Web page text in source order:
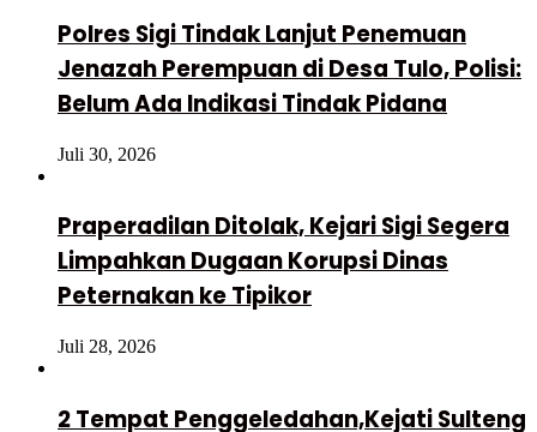
Polres Sigi Tindak Lanjut Penemuan
Jenazah Perempuan di Desa Tulo, Polisi:
Belum Ada Indikasi Tindak Pidana
Juli 30, 2026
Praperadilan Ditolak, Kejari Sigi Segera
Limpahkan Dugaan Korupsi Dinas
Peternakan ke Tipikor
Juli 28, 2026
2 Tempat Penggeledahan,Kejati Sulteng